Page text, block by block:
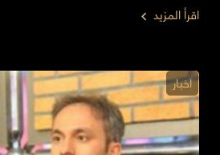
اقرأ المزيد
اخبار